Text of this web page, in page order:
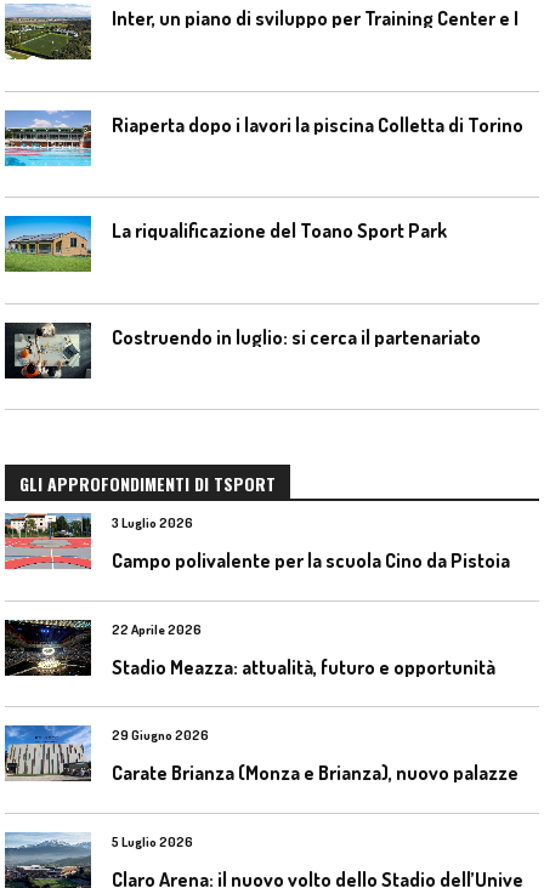
Riaperta dopo i lavori la piscina Colletta di Torino
La riqualificazione del Toano Sport Park
Costruendo in luglio: si cerca il partenariato
GLI APPROFONDIMENTI DI TSPORT
3 Luglio 2026
Campo polivalente per la scuola Cino da Pistoia
22 Aprile 2026
Stadio Meazza: attualità, futuro e opportunità
29 Giugno 2026
5 Luglio 2026